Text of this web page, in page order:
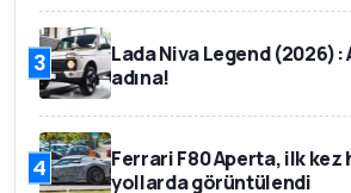
3
Lada Niva Legend
adına!
4
Ferrari F80 Aperta, ilk kez
yollarda görüntülendi